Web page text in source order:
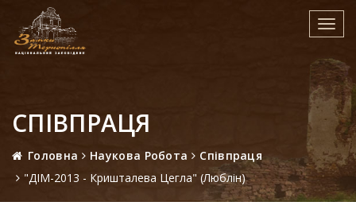
СПІВПРАЦЯ
Головна Наукова Робота
Співпраця
"ДІМ-2013 - Кришталева Цегла" (Люблін)